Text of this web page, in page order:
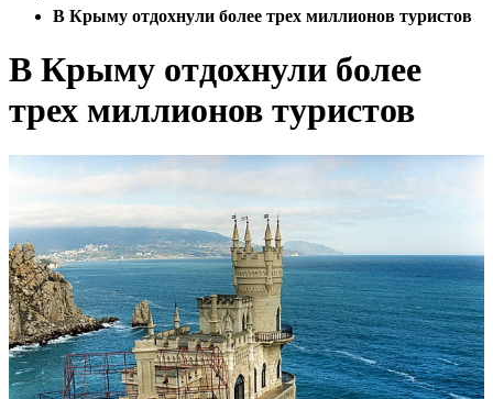
В Крыму отдохнули более трех миллионов туристов
В Крыму отдохнули более
трех миллионов туристов